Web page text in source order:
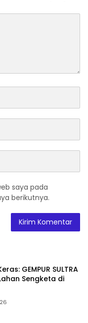
saya pada
berikutnya.
GEMPUR SULTRA
Sengketa di